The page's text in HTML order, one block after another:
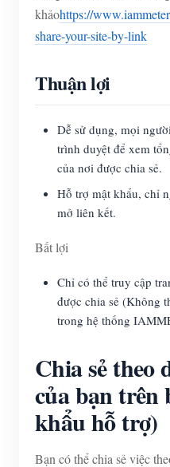
khảohttps://
share-your-site-by-link
Thuận lợi
Dễ sử dụng, mọi
trình duyệt để xem
của nơi được chia sẻ.
Hỗ trợ mật khẩu, chỉ
mở liên kết.
Bất lợi
Chỉ có thể truy cập
được chia sẻ (Không
trong hệ thống
Chia sẻ theo
của bạn trên
khẩu hỗ trợ)
Bạn có thể chia sẻ việc